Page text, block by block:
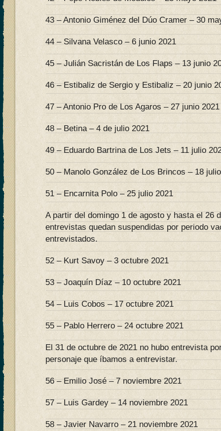
43 – Antonio Giménez del Dúo Cramer – 30
44 – Silvana Velasco – 6 junio 2021
45 – Julián Sacristán de Los Flaps – 13 junio
46 – Estibaliz de Sergio y Estibaliz – 20 junio
47 – Antonio Pro de Los Agaros – 27 junio 2021
48 – Betina – 4 de julio 2021
49 – Eduardo Bartrina de Los Jets – 11 julio
50 – Manolo González de Los Brincos – 18
51 – Encarnita Polo – 25 julio 2021
A partir del domingo 1 de agosto y hasta el 26
entrevistas quedan suspendidas por periodo
entrevistados.
52 – Kurt Savoy – 3 octubre 2021
53 – Joaquín Díaz – 10 octubre 2021
54 – Luis Cobos – 17 octubre 2021
55 – Pablo Herrero – 24 octubre 2021
El 31 de octubre de 2021 no hubo entrevista
personaje que íbamos a entrevistar.
56 – Emilio José – 7 noviembre 2021
57 – Luis Gardey – 14 noviembre 2021
58 – Javier Navarro – 21 noviembre 2021